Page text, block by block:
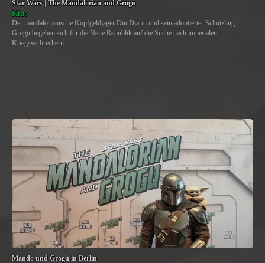
Star Wars | The Mandalorian and Grogu
Kino
Der mandalorianische Kopfgeldjäger Din Djarin und sein adoptierter Schützling
Grogu begeben sich für die Neue Republik auf die Suche nach imperialen
Kriegsverbrechern.
Mando und Grogu in Berlin